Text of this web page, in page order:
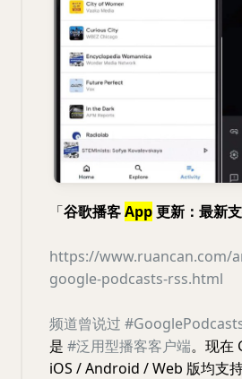
「谷歌播客App更新：最新
https://www.ruancan.com/
google-podcasts-rss.html
频道曾说过
是 #泛用型播客客户端。现在
iOS / Android / Web 版均支